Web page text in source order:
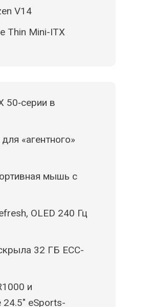
V14
Thin Mini-ITX
50‑серии в
«агентного»
мышь с
OLED 240 Гц
32 ГБ ECC-
и
eSports-